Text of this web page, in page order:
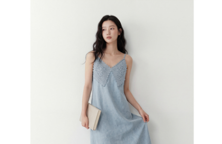
１．透過由恩沛科技股份有限公司提供之「AFTEE先享後付」服務完成之交
易，需依本服務之必要範圍內提供個人資料，並將交易相關給付款項請求債
權轉讓予恩沛科技股份有限公司。
２．關於個人資料處理事宜，請瀏覽以下網址：
https://aftee.tw/terms/#terms3
３．未成年的使用者請事先徵得法定代理人或監護人之同意方可使用
「AFTEE先享後付」，若未經同意申辦者引起之損失，本公司不負相關責
４．使用「AFTEE先享後付」時，將依據個別帳號之用戶狀況，依本公司即
時審查核予不同之上限額度；若仍有額度不足之情形，本公司將視審查結果
５．嚴禁一人註冊多個帳號或使用他人資訊註冊。若發現惡意使用之情形，
恩沛科技股份有限公司將有權停止該用戶之使用額度並採取法律行動。
每筆NT$85，滿NT$799(含以上)免運費